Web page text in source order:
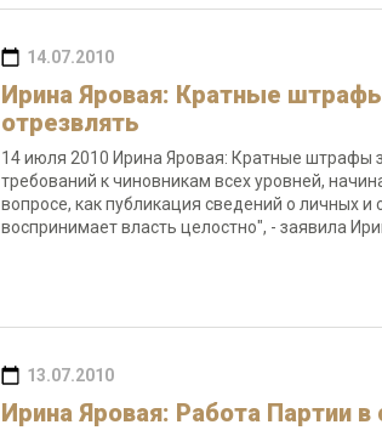
14.07.2010
Ирина Яровая: Кратные
отрезвлять
14 июля 2010 Ирина Яровая: Кратные штрафы
требований к чиновникам всех уровней,
вопросе, как публикация сведений о личных
воспринимает власть целостно", - заявила
13.07.2010
Ирина Яровая: Работа Партии